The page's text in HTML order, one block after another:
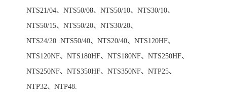
NTS21/04、NTS50/08、NTS50/10、NTS30/10、
NTS50/15、NTS50/20、NTS30/20、
NTS24/20 .NTS50/40、NTS20/40、NTS120HF、
NTS120NF、NTS180HF、NTS180NF、NTS250HF、
NTS250NF、NTS350HF、NTS350NF、NTP25、
NTP32、NTP48.